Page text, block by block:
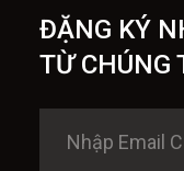
ĐẶNG KÝ
TỪ CHÚNG